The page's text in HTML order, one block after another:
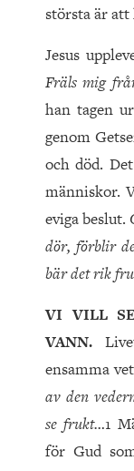
största är att
Jesus
Fräls mig
han tagen
genom
och död.
människor.
eviga beslut.
dör, förblir
bär det rik
VI VILL
VANN.
ensamma
av den
se frukt…1
för Gud